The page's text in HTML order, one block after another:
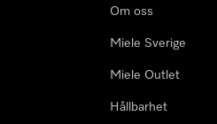
Om oss
Miele Sverige
Miele Outlet
Hållbarhet